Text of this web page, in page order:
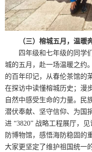
（三）榕城五月，温暖
四年级和七年级的同学
城的五月，赴一场温暖之约
的百年印记，从春伦茶馆的
在探访中读懂榕城历史；漫
自然中感受生命的力量。民
潜伏奉献、坚守信仰、为国
进 “3820” 战略工程展厅，
防博物馆，感悟海防稳固的
大家更坚定了维护祖国统一